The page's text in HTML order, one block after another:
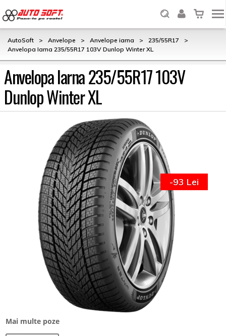
AutoSoft > Anvelope > Anvelope iarna > 235/55R17
>
Anvelopa Iarna 235/55R17 103V Dunlop Winter XL
Anvelopa Iarna 235/55R17 103V
Dunlop Winter XL
Mai multe poze
-93 Lei